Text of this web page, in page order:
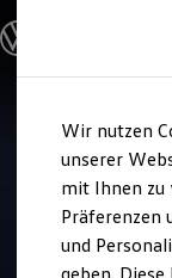
Hauptinhalt
springen
Footer
springen
Modelle und
Modelle
SUV und
Kombis
Service
Top
Wir nutzen
unserer
mit Ihnen zu
Präferenzen
und
geben.